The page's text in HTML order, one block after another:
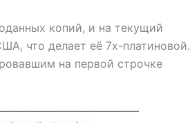
копий, и на текущий
что делает её 7х-платиновой.
на первой строчке